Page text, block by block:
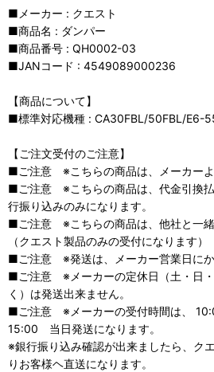
■メーカー : クエスト
■商品名 : ダンパー
■商品番号 : QH0002-03
■JANコード : 4549089000236
【商品について】
■標準対応機種 : CA30FBL/50FBL/E6-
【ご注文受付のご注意】
■ご注意 ※こちらの商品は、メーカーよ
■ご注意 ※こちらの商品は、代金引換
行振り込みのみになります。
■ご注意 ※こちらの商品は、他社と一緒
（クエスト製品のみの受付になります）
■ご注意 ※発送は、メーカー営業日にか
■ご注意 ※メーカーの定休日（土・日
く）は発送出来ません。
■ご注意 ※メーカーの受付時間は、
15:00 当日発送になります。
※銀行振り込み確認が出来ましたら、ク
りお客様ヘ直送になります。